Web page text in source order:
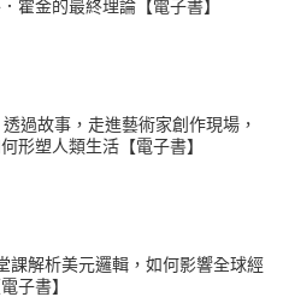
霍金的最終理論【電子書】
過故事，走進藝術家創作現場，
形塑人類生活【電子書】
課解析美元邏輯，如何影響全球經
子書】